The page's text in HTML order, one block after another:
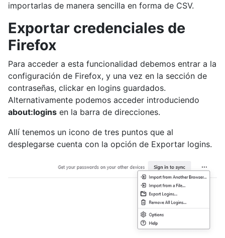
importarlas de manera sencilla en forma de CSV.
Exportar credenciales de
Firefox
Para acceder a esta funcionalidad debemos entrar a la
configuración de Firefox, y una vez en la sección de
contraseñas, clickar en logins guardados.
Alternativamente podemos acceder introduciendo
about:logins en la barra de direcciones.
Allí tenemos un icono de tres puntos que al
desplegarse cuenta con la opción de Exportar logins.